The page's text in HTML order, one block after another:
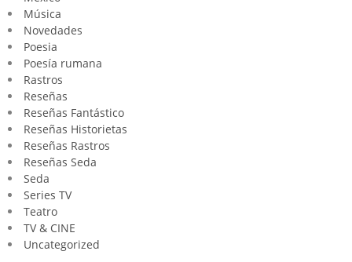
Música
Novedades
Poesia
Poesía rumana
Rastros
Reseñas
Reseñas Fantástico
Reseñas Historietas
Reseñas Rastros
Reseñas Seda
Seda
Series TV
Teatro
TV & CINE
Uncategorized